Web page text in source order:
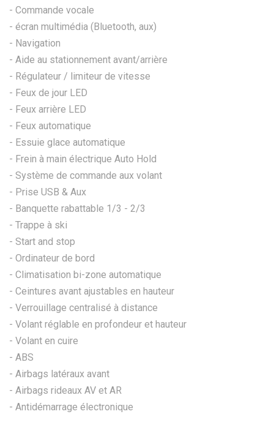
- Commande vocale
- écran multimédia (Bluetooth, aux)
- Navigation
- Aide au stationnement avant/arrière
- Régulateur / limiteur de vitesse
- Feux de jour LED
- Feux arrière LED
- Feux automatique
- Essuie glace automatique
- Frein à main électrique Auto Hold
- Système de commande aux volant
- Prise USB & Aux
- Banquette rabattable 1/3 - 2/3
- Trappe à ski
- Start and stop
- Ordinateur de bord
- Climatisation bi-zone automatique
- Ceintures avant ajustables en hauteur
- Verrouillage centralisé à distance
- Volant réglable en profondeur et hauteur
- Volant en cuire
- ABS
- Airbags latéraux avant
- Airbags rideaux AV et AR
- Antidémarrage électronique